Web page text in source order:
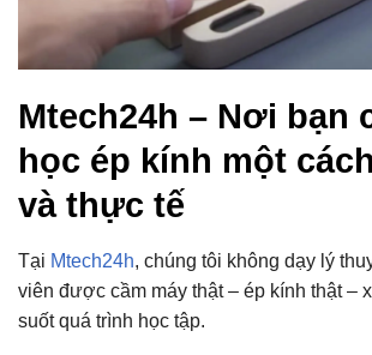
Mtech24h – Nơi bạn
học ép kính một
và thực tế
Tại Mtech24h, chúng tôi không dạy lý
viên được cầm máy thật – ép kính thật –
suốt quá trình học tập.